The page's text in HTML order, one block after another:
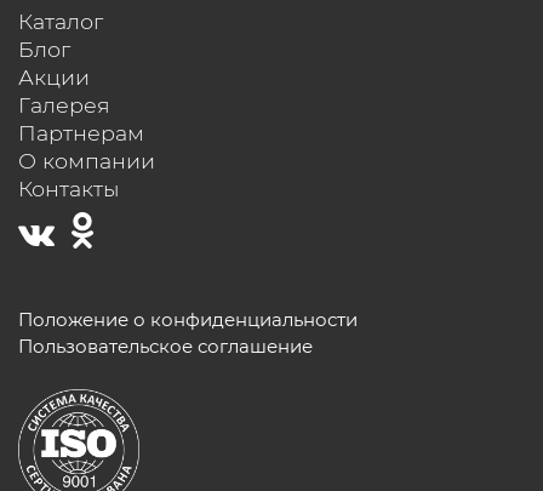
Каталог
Блог
Акции
Галерея
Партнерам
О компании
Контакты
Положение о конфиденциальности
Пользовательское соглашение